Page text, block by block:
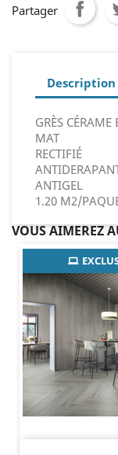
Partager
Description
GRÈS CÉRAME
MAT
RECTIFIÉ
ANTIGEL
1.20 M2/
VOUS AIMEREZ